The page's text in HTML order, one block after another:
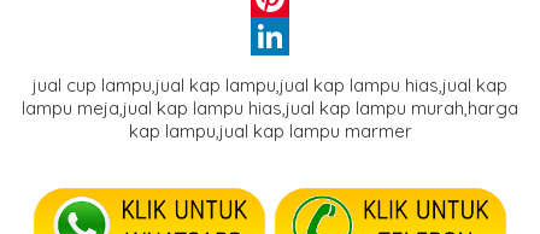
Pinterest
LinkedIn
jual cup lampu,jual kap lampu,jual kap lampu hias,jual kap
lampu meja,jual kap lampu hias,jual kap lampu murah,harga
kap lampu,jual kap lampu marmer